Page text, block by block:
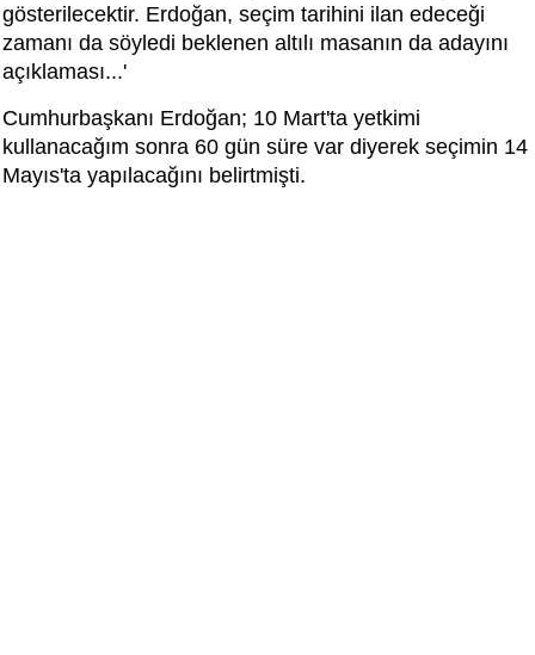
gösterilecektir. Erdoğan, seçim tarihini ilan edeceği
zamanı da söyledi beklenen altılı masanın da adayını
açıklaması...'
Cumhurbaşkanı Erdoğan; 10 Mart'ta yetkimi
kullanacağım sonra 60 gün süre var diyerek seçimin 14
Mayıs'ta yapılacağını belirtmişti.